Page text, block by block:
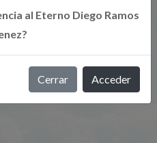
Eterno
al Eterno Diego Ramos
Cerrar Acceder